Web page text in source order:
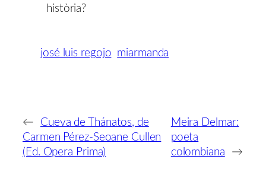
història?
josé luis regojo miarmanda
←
Cueva de Thánatos, de
Carmen Pérez-Seoane Cullen
(Ed. Opera Prima)
Meira Delmar:
poeta
colombiana
→